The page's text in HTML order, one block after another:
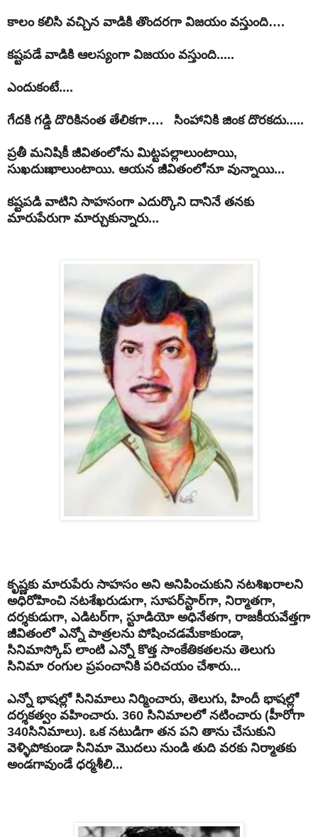
కాలం కలిసి వచ్చిన వాడికి తొందరగా విజయం వస్తుంది….
కష్టపడే వాడికి ఆలస్యంగా విజయం వస్తుంది.....
ఎందుకంటే....
గేదకి గడ్డి దొరికినంత తేలికగా…. సింహానికి జింక దొరకదు.....
ప్రతీ మనిషికీ జీవితంలోను మిట్టపల్లాలుంటాయి,
సుఖదుఃఖాలుంటాయి. ఆయన జీవితంలోనూ వున్నాయి...
కష్టపడి వాటిని సాహసంగా ఎదుర్కొని దానినే తనకు
మారుపేరుగా మార్చుకున్నారు...
కృష్ణకు మారుపేరు సాహసం అని అనిపించుకుని నటశిఖరాలని
అధిరోహించి నటశేఖరుడుగా, సూపర్‌స్టార్‌గా, నిర్మాతగా,
దర్శకుడుగా, ఎడిటర్‌గా, స్టూడియో అధినేతగా, రాజకీయవేత్తగా
జీవితంలో ఎన్నో పాత్రలను పోషించడమేకాకుండా,
సినిమాస్కోప్‌ లాంటి ఎన్నో కొత్త సాంకేతికతలను తెలుగు
సినిమా రంగుల ప్రపంచానికి పరిచయం చేశారు...
ఎన్నో భాషల్లో సినిమాలు నిర్మించారు, తెలుగు, హిందీ భాషల్లో
దర్శకత్వం వహించారు. 360 సినిమాలలో నటించారు (హీరోగా
340సినిమాలు). ఒక నటుడిగా తన పని తాను చేసుకుని
వెళ్ళిపోకుండా సినిమా మొదలు నుండి తుది వరకు నిర్మాతకు
అండగావుండే ధర్మశీలి...